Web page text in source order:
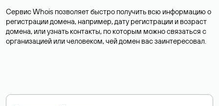
Сервис Whois позволяет быстро получить всю информацию о
регистрации домена, например, дату регистрации и возраст
домена, или узнать контакты, по которым можно связаться с
организацией или человеком, чей домен вас заинтересовал.